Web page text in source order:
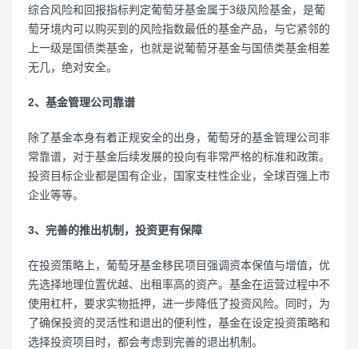
综合风险和回报指标判定葡萄牙基金属于3级风险基金，是葡
萄牙境内可以购买到的风险指数最低的基金产品，与它紧邻的
上一级是国债类基金，也就是说葡萄牙基金与国债类基金相差
无几，绝对安全。
2、基金管理公司靠谱
除了基金本身有着正规安全的出身，葡萄牙的基金管理公司非
常靠谱，对于基金后续发展的投向有非常严格的标准和政策。
投资目标企业都是国有企业，国家支柱性企业，全球百强上市
企业等等。
3、完善的推出机制，投资更有保障
在投资策略上，葡萄牙基金移民项目强调资本保值与增值，优
先选择地理位置优越、出租率高的资产。基金在运营过程中不
使用杠杆，要求实物抵押，进一步降低了投资风险。同时，为
了确保投资的灵活性和退出的便利性，基金在设定投资策略和
选择投资项目时，都会考虑到完善的退出机制。